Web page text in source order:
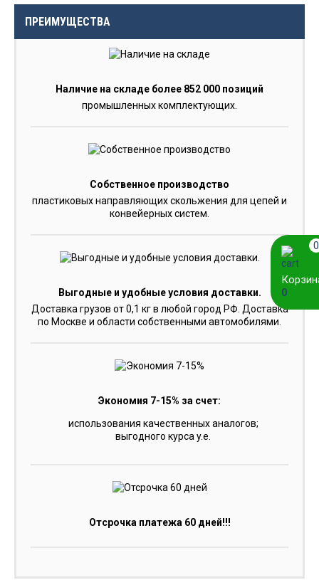
ПРЕИМУЩЕСТВА
Наличие на складе более 852 000 позиций
промышленных комплектующих.
Собственное производство
пластиковых направляющих скольжения для цепей и
конвейерных систем.
Выгодные и удобные условия доставки.
Доставка грузов от 0,1 кг в любой город РФ. Доставка
по Москве и области собственными автомобилями.
Экономия 7-15% за счет:
использования качественных аналогов;
выгодного курса y.e.
Отсрочка платежа 60 дней!!!
0
0